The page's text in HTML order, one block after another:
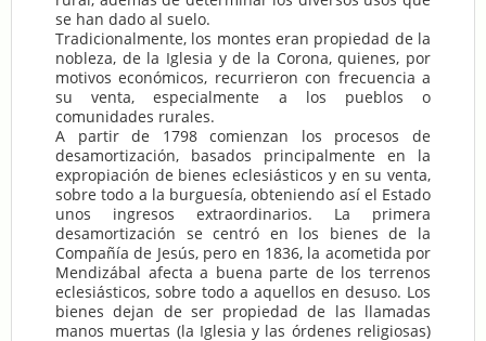
se han dado al suelo.
Tradicionalmente, los montes eran propiedad de la
nobleza, de la Iglesia y de la Corona, quienes, por
motivos económicos, recurrieron con frecuencia a
su venta, especialmente a los pueblos o
comunidades rurales.
A partir de 1798 comienzan los procesos de
desamortización, basados principalmente en la
expropiación de bienes eclesiásticos y en su venta,
sobre todo a la burguesía, obteniendo así el Estado
unos ingresos extraordinarios. La primera
desamortización se centró en los bienes de la
Compañía de Jesús, pero en 1836, la acometida por
Mendizábal afecta a buena parte de los terrenos
eclesiásticos, sobre todo a aquellos en desuso. Los
bienes dejan de ser propiedad de las llamadas
manos muertas (la Iglesia y las órdenes religiosas)